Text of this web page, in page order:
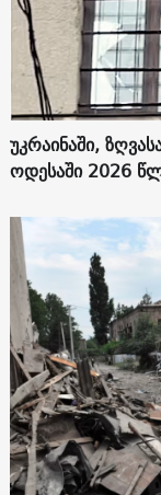
უკრაინაში,
ოდესაში 2026